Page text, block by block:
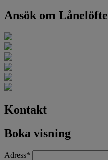
Ansök om Lånelöfte
Kontakt
Boka visning
Adress*